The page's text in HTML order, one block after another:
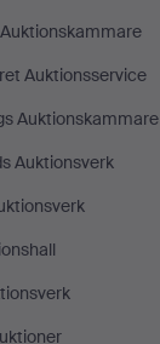
Auktionsservice
Auktionskammare
Auktionsverk